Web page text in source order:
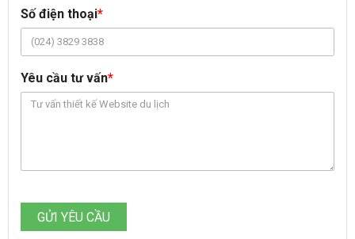
Số điện thoại*
Yêu cầu tư vấn*
GỬI YÊU CẦU